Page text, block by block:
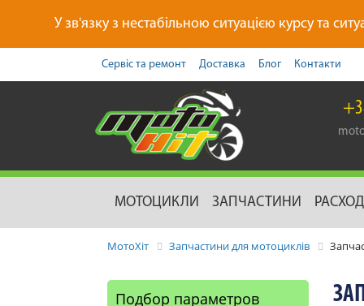
У зв'язку з нестабільною ситуацією курсу та
Сервіс та ремонт Доставка Блог Контакти
МОТОЦИКЛИ ЗАПЧАСТИНИ
МотоХіт Запчастини для мотоциклів
Подбор параметров